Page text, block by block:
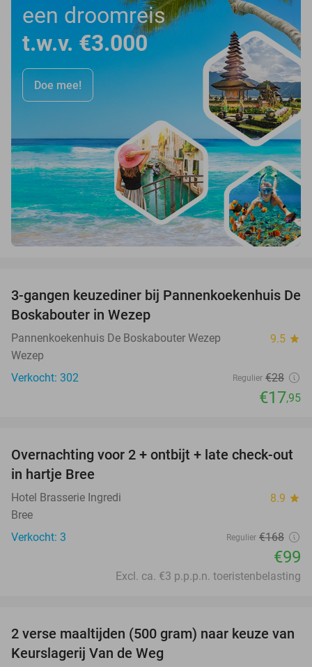
een droomreis
t.w.v. €3.000
Doe mee!
36%
3-gangen keuzediner bij Pannenkoekenhuis De
Boskabouter in Wezep
Pannenkoekenhuis De Boskabouter Wezep 9.5 star
Wezep
Verkocht: 302
Regulier €28
€17,95
41%
TODAY
Overnachting voor 2 + ontbijt + late check-out
in hartje Bree
Hotel Brasserie Ingredi 8.9 star
Bree
Verkocht: 3
Regulier €168
€99
Excl. ca. €3 p.p.p.n. toeristenbelasting
44%
2 verse maaltijden (500 gram) naar keuze van
Keurslagerij Van de Weg